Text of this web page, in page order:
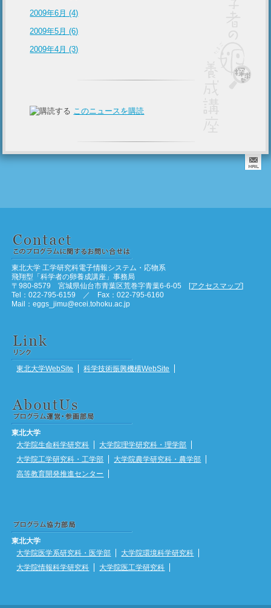
2009年6月 (4)
2009年5月 (6)
2009年4月 (3)
このニュースを購読
東北大学 工学研究科電子情報システム・応物系
飛翔型「科学者の卵養成講座」事務局
〒980-8579 宮城県仙台市青葉区荒巻字青葉6-6-05 [アクセスマップ]
Tel：022-795-6159 ／ Fax：022-795-6160
Mail：eggs_jimu@ecei.tohoku.ac.jp
東北大学WebSite 科学技術振興機構WebSite
東北大学
大学院生命科学研究科
大学院理学研究科・理学部
大学院工学研究科・工学部
大学院農学研究科・農学部
高等教育開発推進センター
東北大学
大学院医学系研究科・医学部
大学院環境科学研究科
大学院情報科学研究科
大学院医工学研究科